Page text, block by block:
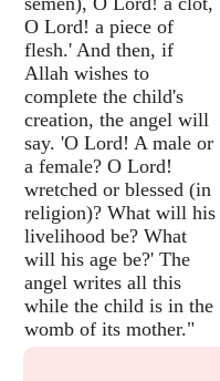
O Lord! a piece of
flesh.' And then, if
Allah wishes to
complete the child's
creation, the angel will
say. 'O Lord! A male or
a female? O Lord!
wretched or blessed (in
religion)? What will his
livelihood be? What
will his age be?' The
angel writes all this
while the child is in the
womb of its mother."